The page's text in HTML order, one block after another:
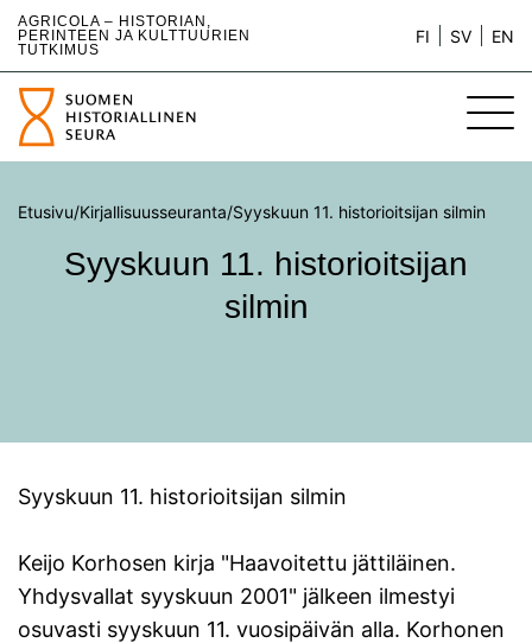
AGRICOLA – HISTORIAN,
PERINTEEN JA KULTTUURIEN
TUTKIMUS
FI SV EN
Etusivu/Kirjallisuusseuranta/Syyskuun 11. historioitsijan silmin
Syyskuun 11. historioitsijan
silmin
Syyskuun 11. historioitsijan silmin
Keijo Korhosen kirja "Haavoitettu jättiläinen.
Yhdysvallat syyskuun 2001" jälkeen ilmestyi
osuvasti syyskuun 11. vuosipäivän alla. Korhonen